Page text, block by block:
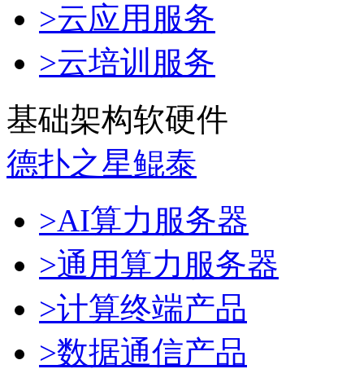
>云应用服务
>云培训服务
基础架构软硬件
德扑之星鲲泰
>AI算力服务器
>通用算力服务器
>计算终端产品
>数据通信产品